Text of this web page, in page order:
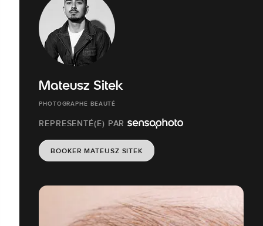
Mateusz Sitek
PHOTOGRAPHE BEAUTÉ
REPRESENTÉ(E) PAR
BOOKER MATEUSZ SITEK